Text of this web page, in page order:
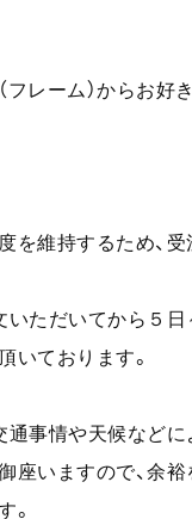
フレーム）からお好
を維持するため、
いただいてから５
いております。
通事情や天候など
座いますので、余
。